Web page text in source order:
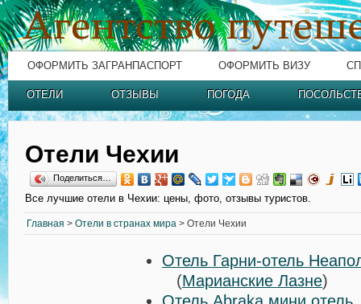
ОФОРМИТЬ ЗАГРАНПАСПОРТ ОФОРМИТЬ ВИЗУ
ОТЕЛИ ОТЗЫВЫ ПОГОДА
Отели Чехии
Поделиться…
Все лучшие отели в Чехии: цены, фото, отзывы туристов.
Главная > Отели в странах мира > Отели Чехии
Отель Гарни-отель
(Марианские Лазне)